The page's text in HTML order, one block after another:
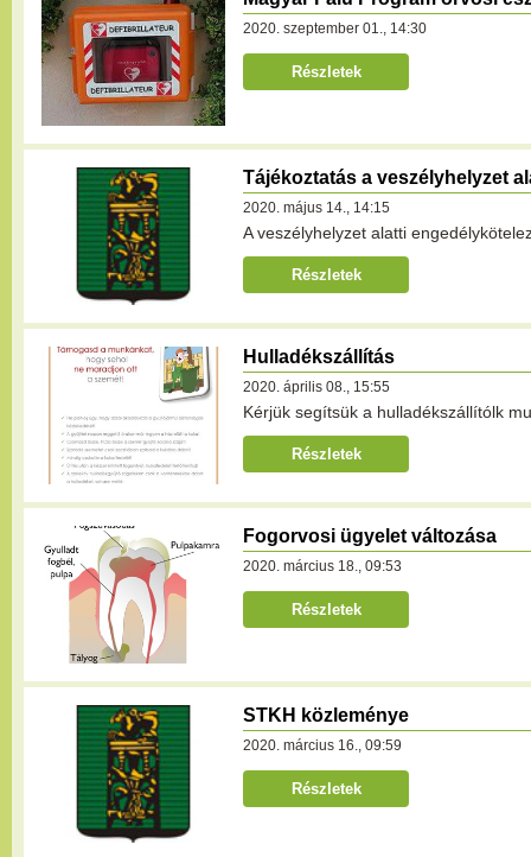
2020. szeptember 01., 14:30
Részletek
Tájékoztatás a veszélyhelyzet
2020. május 14., 14:15
A veszélyhelyzet alatti
Részletek
Hulladékszállítás
2020. április 08., 15:55
Kérjük segítsük a hulladékszállítólk
Részletek
Fogorvosi ügyelet változása
2020. március 18., 09:53
Részletek
STKH közleménye
2020. március 16., 09:59
Részletek